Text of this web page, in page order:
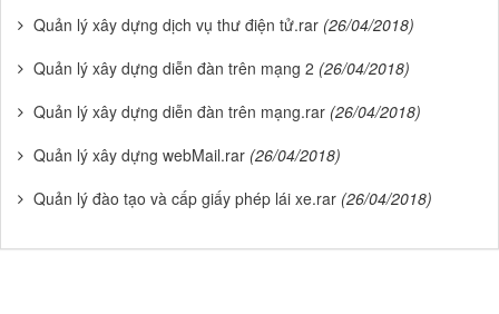
Quản lý xây dựng dịch vụ thư điện tử.rar (26/04/2018)
Quản lý xây dựng diễn đàn trên mạng 2 (26/04/2018)
Quản lý xây dựng diễn đàn trên mạng.rar (26/04/2018)
Quản lý xây dựng webMail.rar (26/04/2018)
Quản lý đào tạo và cấp giấy phép lái xe.rar (26/04/2018)